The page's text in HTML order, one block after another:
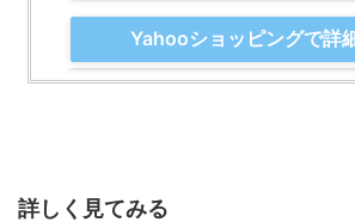
Yahooショッピングで詳
詳しく見てみる